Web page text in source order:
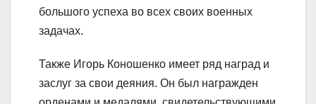
большого успеха во всех своих военных
задачах.
Также Игорь Коношенко имеет ряд наград и
заслуг за свои деяния. Он был награжден